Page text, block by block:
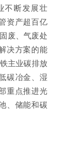
不断发展壮
资产超百亿
废、气废处
决方案的能
主业碳排放
碳冶金、湿
重点推进光
、储能和碳